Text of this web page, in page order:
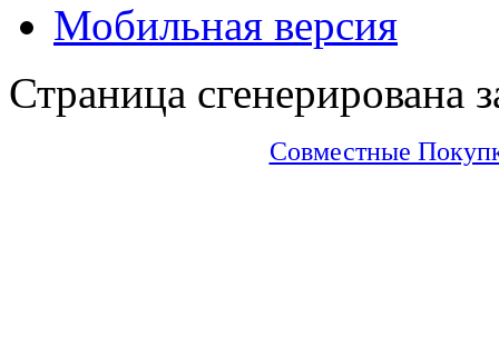
Мобильная версия
Страница сгенерирована
Совместные